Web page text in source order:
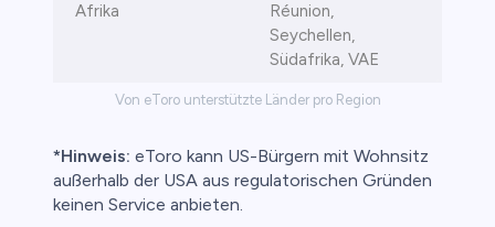
Von eToro unterstützte Länder pro Region
Afrika
Réunion,
Seychellen,
Südafrika, VAE
*Hinweis: eToro kann US-Bürgern mit Wohnsitz
außerhalb der USA aus regulatorischen Gründen
keinen Service anbieten.